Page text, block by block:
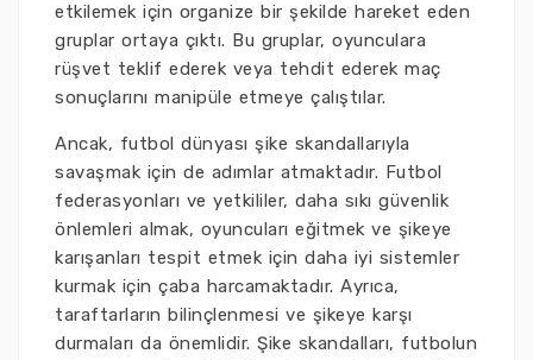
etkilemek için organize bir şekilde hareket eden
gruplar ortaya çıktı. Bu gruplar, oyunculara
rüşvet teklif ederek veya tehdit ederek maç
sonuçlarını manipüle etmeye çalıştılar.
Ancak, futbol dünyası şike skandallarıyla
savaşmak için de adımlar atmaktadır. Futbol
federasyonları ve yetkililer, daha sıkı güvenlik
önlemleri almak, oyuncuları eğitmek ve şikeye
karışanları tespit etmek için daha iyi sistemler
kurmak için çaba harcamaktadır. Ayrıca,
taraftarların bilinçlenmesi ve şikeye karşı
durmaları da önemlidir. Şike skandalları, futbolun